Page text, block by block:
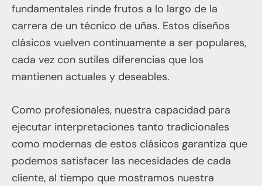
fundamentales rinde frutos a lo largo de la
carrera de un técnico de uñas. Estos diseños
clásicos vuelven continuamente a ser populares,
cada vez con sutiles diferencias que los
mantienen actuales y deseables.
Como profesionales, nuestra capacidad para
ejecutar interpretaciones tanto tradicionales
como modernas de estos clásicos garantiza que
podemos satisfacer las necesidades de cada
cliente, al tiempo que mostramos nuestra